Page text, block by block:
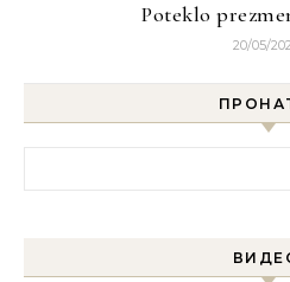
Poteklo
20/05/